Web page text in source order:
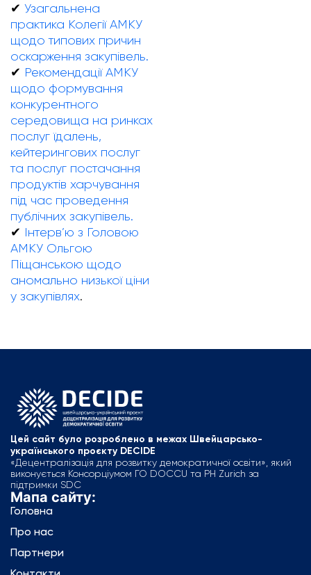
✔ Узагальнена
практика Колегії АМКУ
щодо типових причин
оскарження закупівель.
✔ Рекомендації АМКУ
щодо формування
конкурентного
середовища на ринках
послуг їдалень,
кейтерингових послуг
та послуг постачання
продуктів харчування
під час проведення
публічних закупівель.
✔ Інтерв’ю з Головою
АМКУ Ольгою
Піщанською щодо
аномально низької ціни
у закупівлях.
Цей сайт було розроблено в межах Швейцарсько-
українського проєкту DECIDE
«Децентралізація для розвитку демократичної освіти», який
виконується Консорціумом ГО DOCCU та PH Zurich за
підтримки SDC
Мапа сайту:
Головна
Про нас
Партнери